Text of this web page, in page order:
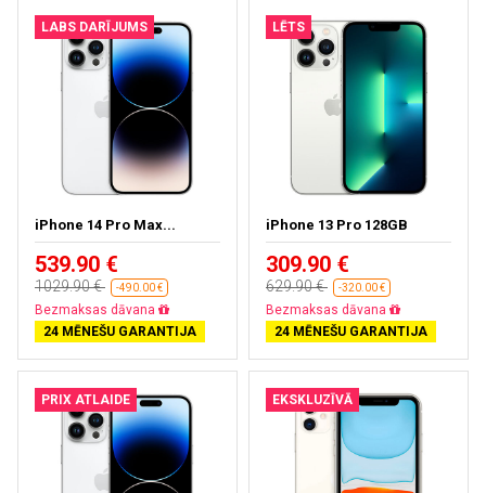
LABS DARĪJUMS
iPhone 14 Pro Max...
539.90 €
1029.90 € -490.00 €
Bezmaksas piegāde
24 MĒNEŠU GARANTIJA
LĒTS
iPhone 13 Pro 128GB
309.90 €
629.90 € -320.00 €
Bezmaksas piegāde
24 MĒNEŠU GARANTIJA
PRIX ATLAIDE EKSKLUZĪVĀ